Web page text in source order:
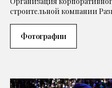
строительной компании
Фотографии